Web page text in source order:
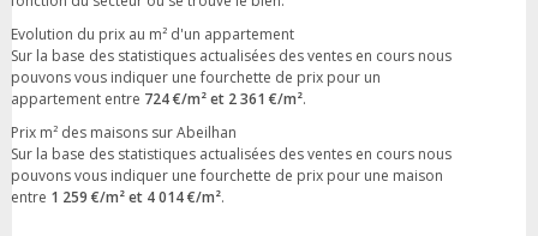
Evolution du prix au m² d'un appartement
Sur la base des statistiques actualisées des ventes en cours nous
pouvons vous indiquer une fourchette de prix pour un
appartement entre 724 €/m² et 2 361 €/m².
Prix m² des maisons sur Abeilhan
Sur la base des statistiques actualisées des ventes en cours nous
pouvons vous indiquer une fourchette de prix pour une maison
entre 1 259 €/m² et 4 014 €/m².